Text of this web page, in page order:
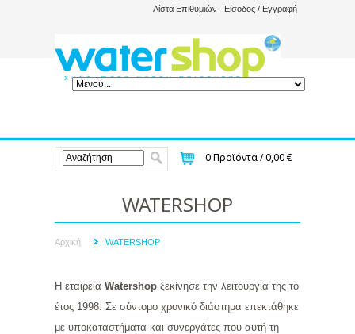
Λίστα Επιθυμιών Είσοδος / Εγγραφή
0Προϊόντα /0,00 €
WATERSHOP
Αρχική WATERSHOP
Η εταιρεία Watershop ξεκίνησε την λειτουργία της το
έτος 1998. Σε σύντομο χρονικό διάστημα επεκτάθηκε
με υποκαταστήματα και συνεργάτες που αυτή τη